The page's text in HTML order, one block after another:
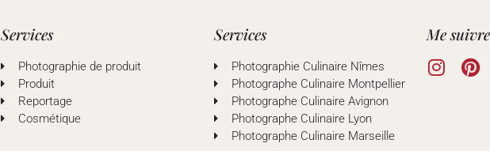
Services
Photographie de produit
Produit
Reportage
Cosmétique
Services
Photographie Culinaire Nîmes
Photographe Culinaire Montpellier
Photographe Culinaire Avignon
Photographe Culinaire Lyon
Photographe Culinaire Marseille
Me suivre